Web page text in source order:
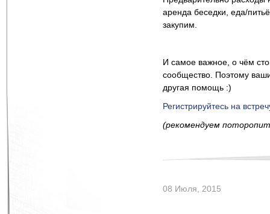
аренда беседки, еда/
закупим.
И самое важное, о чём
сообщество. Поэтому
другая помощь :)
Регистрируйтесь на
(рекомендуем
08 Июля, 2015